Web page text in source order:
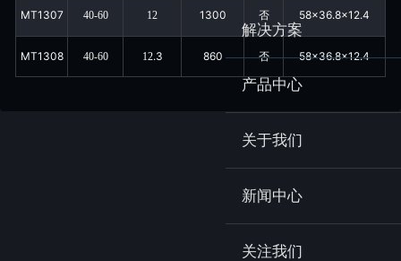
MT1307 40-60 12 1300 否 58x36.8x12.4
MT1308 40-60 12.3 860 否 58x36.8x12.4
解决方案
产品中心
关于我们
新闻中心
关注我们